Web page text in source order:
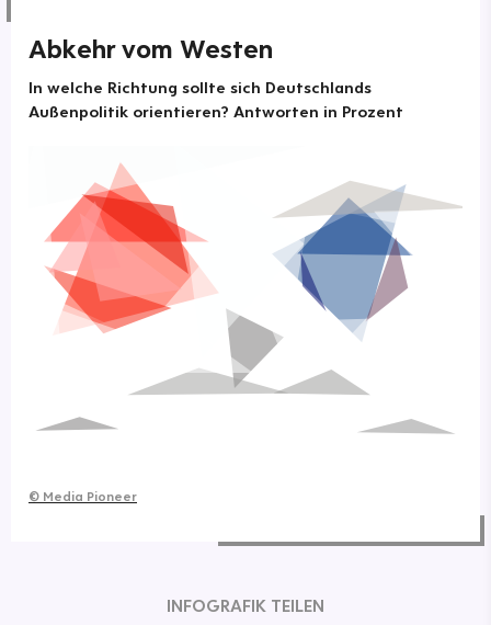
Abkehr vom Westen
In welche Richtung sollte sich Deutschlands
Außenpolitik orientieren? Antworten in Prozent
© Media Pioneer
INFOGRAFIK TEILEN